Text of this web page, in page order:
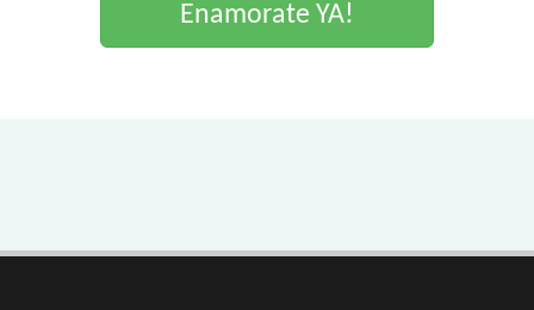
Enamorate YA!